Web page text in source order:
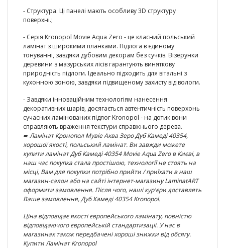
- Структура. Ці панелі мають особливу 3D структуру
поверхні.;
- Серія Kronopol Movie Aqua Zero - це класний польський
ламінат з широкими планками. Підлога в єдиному
тонуванні, завдяки дубовим декорам без сучків. Візерунки
деревини з мазурських лісів гарантують виняткову
природність підлоги. Ідеально підходить для вітальні з
кухонною зоною, завдяки підвищеному захисту від вологи.
- Завдяки інноваційним технологіям нанесення
декоративних шарів, досягається автентичність поверхонь
сучасних ламінованих підлог Kronopol - на дотик вони
справляють враження текстури справжнього дерева.
➨ ЛамінатКронопол Мувіе Аква Зеро Дуб Камеді 40354,
хорошої якості, польський ламінат. Ви завжди можете
купити ламінатДуб Камеді 40354Movie Aqua Zeroв Києві, в
наш час покупка стала простішою, технології не стоять на
місці, Вам для покупки потрібно прийти / приїхати в наш
магазин-салон або на сайті інтернет-магазину LaminatART
оформити замовлення. Після чого, наші кур'єри доставлять
Ваше замовлення,Дуб Камеді 40354Kronopol.
Ціна відповідає якості європейського ламінату, повністю
відповідаючого європейській стандартизаціі. У нас в
магазинах також передбачені хороші знижки від обсягу.
Купити Ламінат Kronopol